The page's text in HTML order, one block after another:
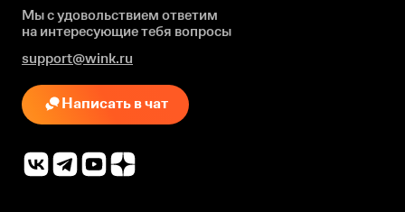
Мы с удовольствием ответим
на интересующиетебя вопросы
support@wink.ru
Написать в чат